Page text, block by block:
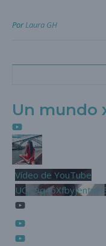
PorLaura GH
Un mundo
Vídeo de YouTube